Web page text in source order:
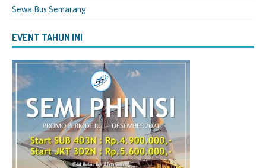
Sewa Bus Semarang
EVENT TAHUN INI